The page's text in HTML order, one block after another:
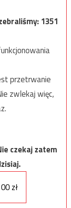
1351
przetrwanie
zwlekaj więc,
czekaj zatem
zł